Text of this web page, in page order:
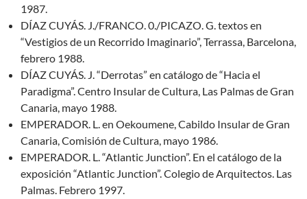
1987.
DÍAZ CUYÁS. J./FRANCO. 0./PICAZO. G. textos en
“Vestigios de un Recorrido Imaginario”, Terrassa, Barcelona,
febrero 1988.
DÍAZ CUYÁS. J. “Derrotas” en catálogo de “Hacia el
Paradigma”. Centro Insular de Cultura, Las Palmas de Gran
Canaria, mayo 1988.
EMPERADOR. L. en Oekoumene, Cabildo Insular de Gran
Canaria, Comisión de Cultura, mayo 1986.
EMPERADOR. L. “Atlantic Junction”. En el catálogo de la
exposición “Atlantic Junction”. Colegio de Arquitectos. Las
Palmas. Febrero 1997.